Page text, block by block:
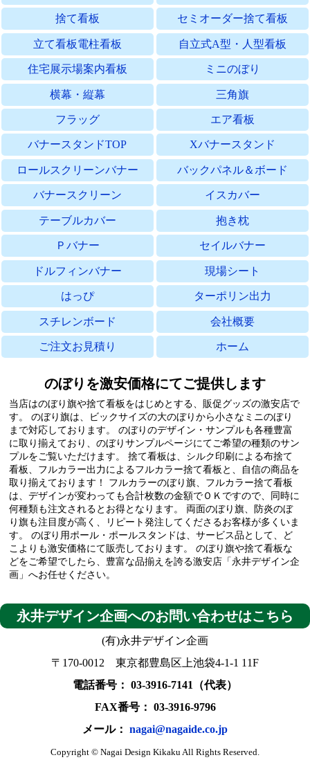
捨て看板 セミオーダー捨て看板
立て看板電柱看板 自立式A型・人型看板
住宅展示場案内看板 ミニのぼり
横幕・縦幕 三角旗
フラッグ エア看板
バナースタンドTOP Xバナースタンド
ロールスクリーンバナー バックパネル＆ボード
バナースクリーン イスカバー
テーブルカバー 抱き枕
Ｐバナー セイルバナー
ドルフィンバナー 現場シート
はっぴ ターポリン出力
スチレンボード 会社概要
ご注文お見積り ホーム
のぼりを激安価格にてご提供します
当店はのぼり旗や捨て看板をはじめとする、販促グッズの激安店で
す。
のぼり旗は、ビックサイズの大のぼりから小さなミニのぼり
まで対応しております。
のぼりのデザイン・サンプルも各種豊富
に取り揃えており、のぼりサンプルページにてご希望の種類のサン
プルをご覧いただけます。
捨て看板は、シルク印刷による布捨て
看板、フルカラー出力によるフルカラー捨て看板と、自信の商品を
取り揃えております！
フルカラーのぼり旗、フルカラー捨て看板
は、デザインが変わっても合計枚数の金額でＯＫですので、同時に
何種類も注文されるとお得となります。
両面のぼり旗、防炎のぼ
り旗も注目度が高く、リピート発注してくださるお客様が多くいま
す。
のぼり用ポール・ポールスタンドは、サービス品として、ど
こよりも激安価格にて販売しております。
のぼり旗や捨て看板な
どをご希望でしたら、豊富な品揃えを誇る激安店「永井デザイン企
画」へお任せください。
永井デザイン企画へのお問い合わせはこちら
(有)永井デザイン企画
〒170-0012 東京都豊島区上池袋4-1-1 11F
電話番号： 03-3916-7141（代表）
FAX番号： 03-3916-9796
メール： nagai@nagaide.co.jp
Copyright © Nagai Design Kikaku All Rights Reserved.